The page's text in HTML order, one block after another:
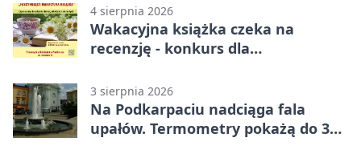
4 sierpnia 2026
Wakacyjna książka czeka na
recenzję - konkurs dla
3 sierpnia 2026
Na Podkarpaciu nadciąga fala
upałów. Termometry pokażą do 36